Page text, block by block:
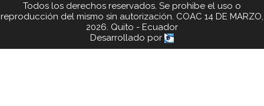
Todos los derechos reservados. Se prohibe el uso o
reproducción del mismo sin autorización. COAC 14 DE MARZO,
2026. Quito - Ecuador
Desarrollado por